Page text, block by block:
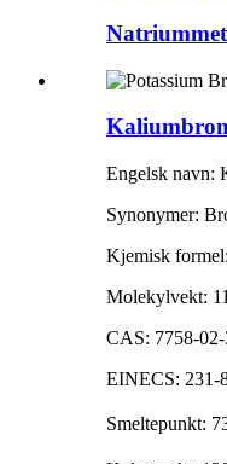
Engelsk navn:
Synonymer:
Kjemisk
Molekylvekt:
CAS: 7758-
EINECS: 231-
Smeltepunkt: